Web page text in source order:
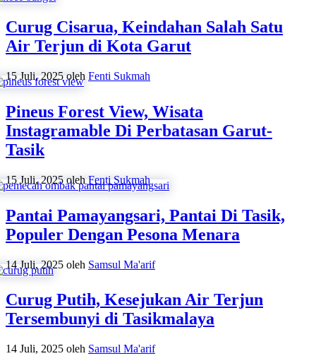
Curug Cisarua, Keindahan Salah Satu
Air Terjun di Kota Garut
15 Juli, 2025 oleh Fenti Sukmah
Pineus Forest View, Wisata
Instagramable Di Perbatasan Garut-
Tasik
15 Juli, 2025 olehFenti Sukmah
Pantai Pamayangsari, Pantai Di Tasik,
Populer Dengan Pesona Menara
14 Juli, 2025 oleh Samsul Ma'arif
Curug Putih, Kesejukan Air Terjun
Tersembunyi di Tasikmalaya
14 Juli, 2025 oleh Samsul Ma'arif